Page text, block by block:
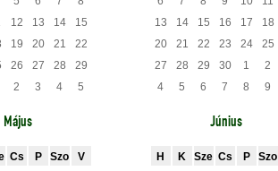
12 13 14
15
19 20 21
22
26 27 28
29
2 3 4 5
13
14 15 16 17 18
20
21 22 23 24 25
27
28 29 30 1 2
4
5 6 7 8 9
Május
Cs P Szo
V
Június
H K Sze Cs P Szo